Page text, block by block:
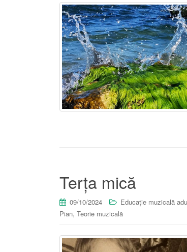
Terța mică
09/10/2024 Educație muzicală
Pian, Teorie muzicală